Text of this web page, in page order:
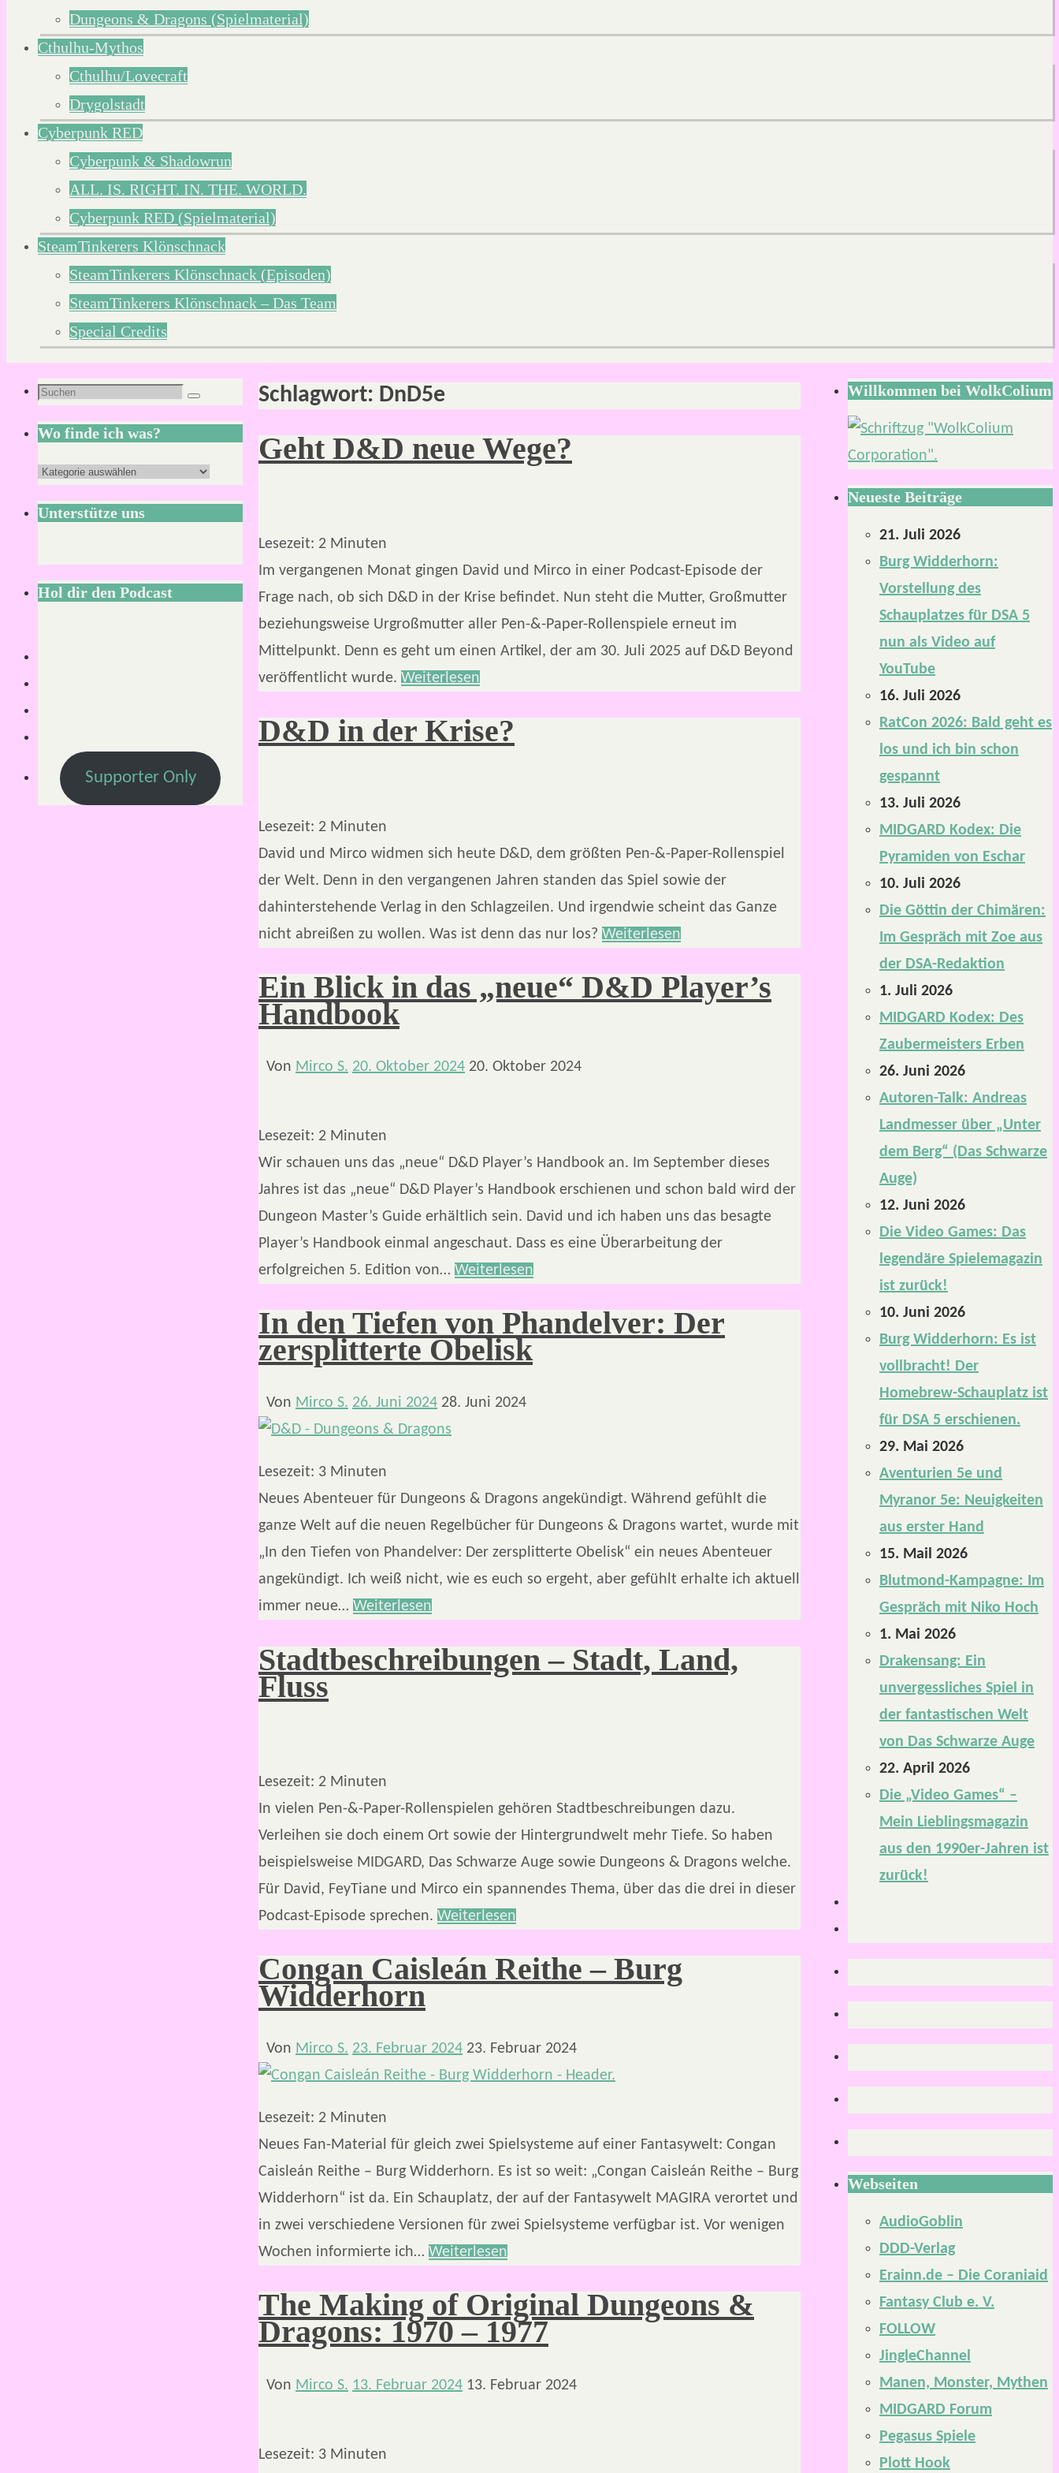
Dungeons & Dragons (Spielmaterial)
Cthulhu-Mythos
Cthulhu/Lovecraft
Drygolstadt
Cyberpunk RED
Cyberpunk & Shadowrun
ALL. IS. RIGHT. IN. THE. WORLD.
Cyberpunk RED (Spielmaterial)
SteamTinkerers Klönschnack
SteamTinkerers Klönschnack (Episoden)
SteamTinkerers Klönschnack – Das Team
Special Credits
Schlagwort: DnD5e
Geht D&D neue Wege?
Lesezeit: 2 Minuten
Im vergangenen Monat gingen David und Mirco in einer Podcast-Episode der
Frage nach, ob sich D&D in der Krise befindet. Nun steht die Mutter, Großmutter
beziehungsweise Urgroßmutter aller Pen-&-Paper-Rollenspiele erneut im
Mittelpunkt. Denn es geht um einen Artikel, der am 30. Juli 2025 auf D&D Beyond
veröffentlicht wurde. Weiterlesen
D&D in der Krise?
Lesezeit: 2 Minuten
David und Mirco widmen sich heute D&D, dem größten Pen-&-Paper-Rollenspiel
der Welt. Denn in den vergangenen Jahren standen das Spiel sowie der
dahinterstehende Verlag in den Schlagzeilen. Und irgendwie scheint das Ganze
nicht abreißen zu wollen. Was ist denn das nur los? Weiterlesen
Ein Blick in das „neue“ D&D Player’s
Handbook
Von Mirco S. 20. Oktober 2024 20. Oktober 2024
Lesezeit: 2 Minuten
Wir schauen uns das „neue“ D&D Player’s Handbook an. Im September dieses
Jahres ist das „neue“ D&D Player’s Handbook erschienen und schon bald wird der
Dungeon Master’s Guide erhältlich sein. David und ich haben uns das besagte
Player’s Handbook einmal angeschaut. Dass es eine Überarbeitung der
erfolgreichen 5. Edition von… Weiterlesen
In den Tiefen von Phandelver: Der
zersplitterte Obelisk
Von Mirco S. 26. Juni 2024 28. Juni 2024
Lesezeit: 3 Minuten
Neues Abenteuer für Dungeons & Dragons angekündigt. Während gefühlt die
ganze Welt auf die neuen Regelbücher für Dungeons & Dragons wartet, wurde mit
„In den Tiefen von Phandelver: Der zersplitterte Obelisk“ ein neues Abenteuer
angekündigt. Ich weiß nicht, wie es euch so ergeht, aber gefühlt erhalte ich aktuell
immer neue… Weiterlesen
Stadtbeschreibungen – Stadt, Land,
Fluss
Lesezeit: 2 Minuten
In vielen Pen-&-Paper-Rollenspielen gehören Stadtbeschreibungen dazu.
Verleihen sie doch einem Ort sowie der Hintergrundwelt mehr Tiefe. So haben
beispielsweise MIDGARD, Das Schwarze Auge sowie Dungeons & Dragons welche.
Für David, FeyTiane und Mirco ein spannendes Thema, über das die drei in dieser
Podcast-Episode sprechen. Weiterlesen
Congan Caisleán Reithe – Burg
Widderhorn
Von Mirco S. 23. Februar 2024 23. Februar 2024
Lesezeit: 2 Minuten
Neues Fan-Material für gleich zwei Spielsysteme auf einer Fantasywelt: Congan
Caisleán Reithe – Burg Widderhorn. Es ist so weit: „Congan Caisleán Reithe – Burg
Widderhorn“ ist da. Ein Schauplatz, der auf der Fantasywelt MAGIRA verortet und
in zwei verschiedene Versionen für zwei Spielsysteme verfügbar ist. Vor wenigen
Wochen informierte ich… Weiterlesen
The Making of Original Dungeons &
Dragons: 1970 – 1977
Von Mirco S. 13. Februar 2024 13. Februar 2024
Lesezeit: 3 Minuten
Suchen
nach:
Suchen
Wo finde ich was?
Wo
finde
ich
Unterstütze uns
Hol dir den Podcast
Supporter Only
Willkommen bei WolkColium
Neueste Beiträge
21. Juli 2026
Burg Widderhorn:
Vorstellung des
Schauplatzes für DSA 5
nun als Video auf
YouTube
16. Juli 2026
RatCon 2026: Bald geht es
los und ich bin schon
gespannt
13. Juli 2026
MIDGARD Kodex: Die
Pyramiden von Eschar
10. Juli 2026
Die Göttin der Chimären:
Im Gespräch mit Zoe aus
der DSA-Redaktion
1. Juli 2026
MIDGARD Kodex: Des
Zaubermeisters Erben
26. Juni 2026
Autoren-Talk: Andreas
Landmesser über „Unter
dem Berg“ (Das Schwarze
Auge)
12. Juni 2026
Die Video Games: Das
legendäre Spielemagazin
ist zurück!
10. Juni 2026
Burg Widderhorn: Es ist
vollbracht! Der
Homebrew-Schauplatz ist
für DSA 5 erschienen.
29. Mai 2026
Aventurien 5e und
Myranor 5e: Neuigkeiten
aus erster Hand
15. Mail 2026
Blutmond-Kampagne: Im
Gespräch mit Niko Hoch
1. Mai 2026
Drakensang: Ein
unvergessliches Spiel in
der fantastischen Welt
von Das Schwarze Auge
22. April 2026
Die „Video Games“ –
Mein Lieblingsmagazin
aus den 1990er-Jahren ist
zurück!
Webseiten
AudioGoblin
DDD-Verlag
Erainn.de – Die Coraniaid
Fantasy Club e. V.
FOLLOW
JingleChannel
Manen, Monster, Mythen
MIDGARD Forum
Pegasus Spiele
Plott Hook